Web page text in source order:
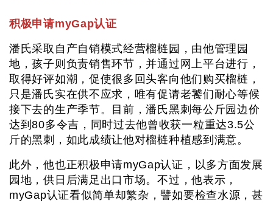
积极申请myGap认证
潘氏采取自产自销模式经营榴梿园，由他管理园
地，孩子则负责销售环节，并通过网上平台进行，
取得好评如潮，促使很多回头客向他们购买榴梿，
只是潘氏实在供不应求，唯有促请老饕们耐心等候
接下去的生产季节。目前，潘氏黑刺每公斤园边价
达到80多令吉，同时过去他曾收获一粒重达3.5公
斤的黑刺，如此成绩让他对榴梿种植感到满意。
此外，他也正积极申请myGap认证，以多方面发展
园地，供日后满足出口市场。不过，他表示，
myGap认证看似简单却繁杂，譬如要检查水源，甚